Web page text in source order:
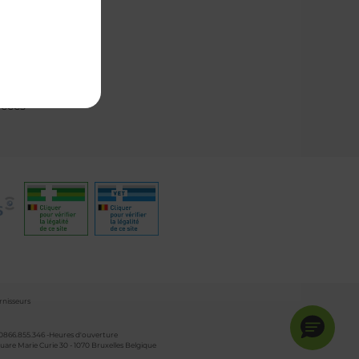
-Heures d'ouverture
Marie Curie 30 - 1070 Bruxelles Belgique